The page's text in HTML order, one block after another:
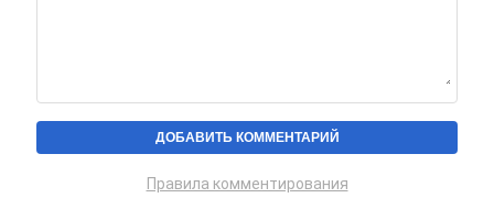
Правила комментирования